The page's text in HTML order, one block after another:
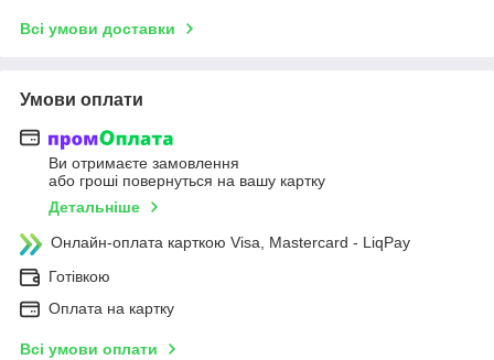
Всі умови доставки
Умови оплати
Ви отримаєте замовлення
або гроші повернуться на вашу картку
Детальніше
Онлайн-оплата карткою Visa, Mastercard - LiqPay
Готівкою
Оплата на картку
Всі умови оплати